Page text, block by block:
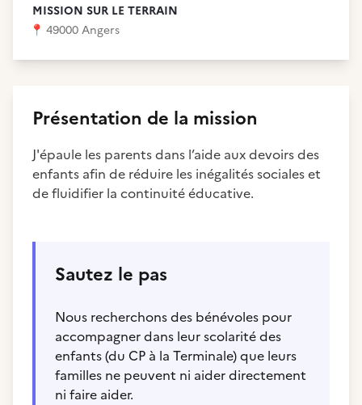
MISSION SUR LE TERRAIN
📍 49000 Angers
Présentation de la mission
J'épaule les parents dans l’aide aux devoirs des
enfants afin de réduire les inégalités sociales et
de fluidifier la continuité éducative.
Sautez le pas
Nous recherchons des bénévoles pour
accompagner dans leur scolarité des
enfants (du CP à la Terminale) que leurs
familles ne peuvent ni aider directement
ni faire aider.